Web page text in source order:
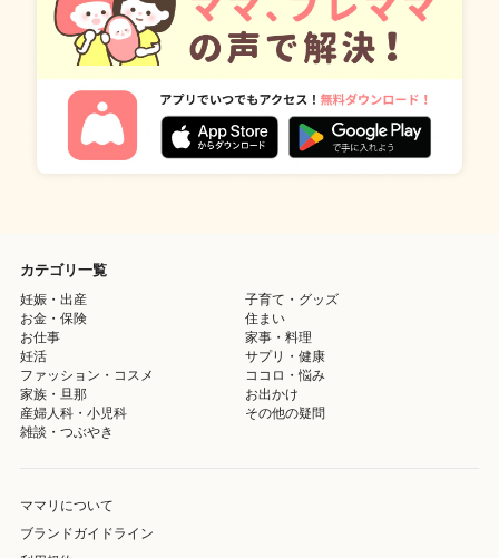
カテゴリ一覧
妊娠・出産
子育て・グッズ
お金・保険
住まい
お仕事
家事・料理
妊活
サプリ・健康
ファッション・コスメ
ココロ・悩み
家族・旦那
お出かけ
産婦人科・小児科
その他の疑問
雑談・つぶやき
ママリについて
ブランドガイドライン